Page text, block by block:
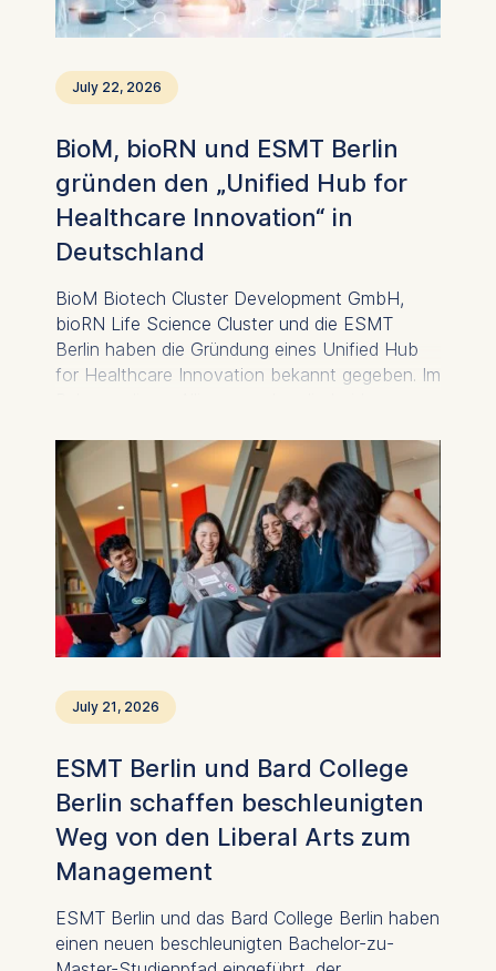
July 22, 2026
BioM, bioRN und ESMT Berlin
gründen den „Unified Hub for
Healthcare Innovation“ in
Deutschland
BioM Biotech Cluster Development GmbH,
bioRN Life Science Cluster und die ESMT
Berlin haben die Gründung eines Unified Hub
for Healthcare Innovation bekannt gegeben. Im
DEEP - Institute for Deep Tech Innovation an
der ESMT strategisch zusammenarbeiten, um
Deutschlands Position als führender Standort
für die Translation wissenschaftlicher
Durchbrüche in wirksame Gesundheitslösungen
weiter zu stärken.
July 21, 2026
ESMT Berlin und Bard College
Berlin schaffen beschleunigten
Weg von den Liberal Arts zum
Management
ESMT Berlin und das Bard College Berlin haben
einen neuen beschleunigten Bachelor-zu-